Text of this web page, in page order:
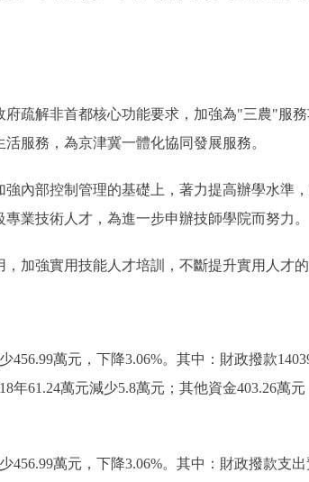
解非首都核心功能要求，加強為"三農"服
服務，為京津冀一體化協同發展服務。
部控制管理的基礎上，著力提高辦學水準
業技術人才，為進一步申辦技師學院而努力。
強實用技能人才培訓，不斷提升實用人才的
萬元，下降3.06%。其中：財政撥款
61.24萬元減少5.8萬元；其他資金403.26萬元
萬元，下降3.06%。其中：財政撥款支出